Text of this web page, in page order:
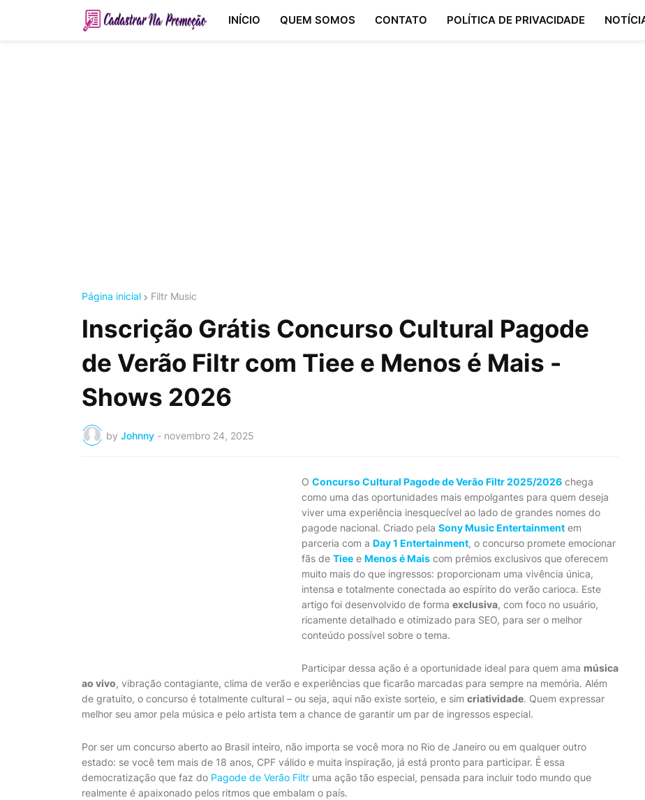
INÍCIO QUEM SOMOS CONTATO POLÍTICA DE PRIVACIDADE
Página inicial Filtr Music
Inscrição Grátis Concurso Cultural Pagode
de Verão Filtr com Tiee e Menos é Mais -
Shows 2026
by Johnny - novembro 24, 2025
O Concurso Cultural Pagode de Verão Filtr 2025/2026 chega
como uma das oportunidades mais empolgantes para quem deseja
viver uma experiência inesquecível ao lado de grandes nomes do
pagode nacional. Criado pela Sony Music Entertainment em
parceria com a Day 1 Entertainment, o concurso promete emocionar
fãs de Tiee e Menos é Mais com prêmios exclusivos que oferecem
muito mais do que ingressos: proporcionam uma vivência única,
intensa e totalmente conectada ao espírito do verão carioca. Este
artigo foi desenvolvido de forma exclusiva, com foco no usuário,
ricamente detalhado e otimizado para SEO, para ser o melhor
conteúdo possível sobre o tema.
Participar dessa ação é a oportunidade ideal para quem ama música
ao vivo, vibração contagiante, clima de verão e experiências que ficarão marcadas para sempre na memória. Além
de gratuito, o concurso é totalmente cultural – ou seja, aqui não existe sorteio, e sim criatividade. Quem expressar
melhor seu amor pela música e pelo artista tem a chance de garantir um par de ingressos especial.
Por ser um concurso aberto ao Brasil inteiro, não importa se você mora no Rio de Janeiro ou em qualquer outro
estado: se você tem mais de 18 anos, CPF válido e muita inspiração, já está pronto para participar. É essa
democratização que faz do Pagode de Verão Filtr uma ação tão especial, pensada para incluir todo mundo que
realmente é apaixonado pelos ritmos que embalam o país.